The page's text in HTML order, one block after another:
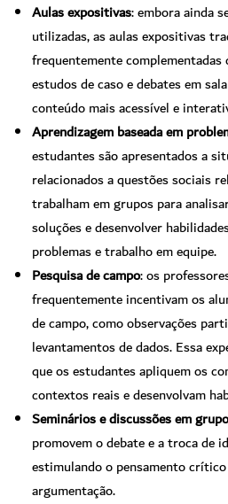
Aulas expositivas: embora ainda
utilizadas, as aulas expositivas
frequentemente
estudos de caso e debates em
conteúdo mais acessível e
Aprendizagem baseada em
estudantes são apresentados a
relacionados a questões sociais
trabalham em grupos para
soluções e desenvolver
problemas e trabalho em equipe.
Pesquisa de campo: os
frequentemente incentivam os
de campo, como observações
levantamentos de dados. Essa
que os estudantes apliquem os
contextos reais e desenvolvam
Seminários e discussões em grupo
promovem o debate e a troca de
estimulando o pensamento crítico
argumentação.